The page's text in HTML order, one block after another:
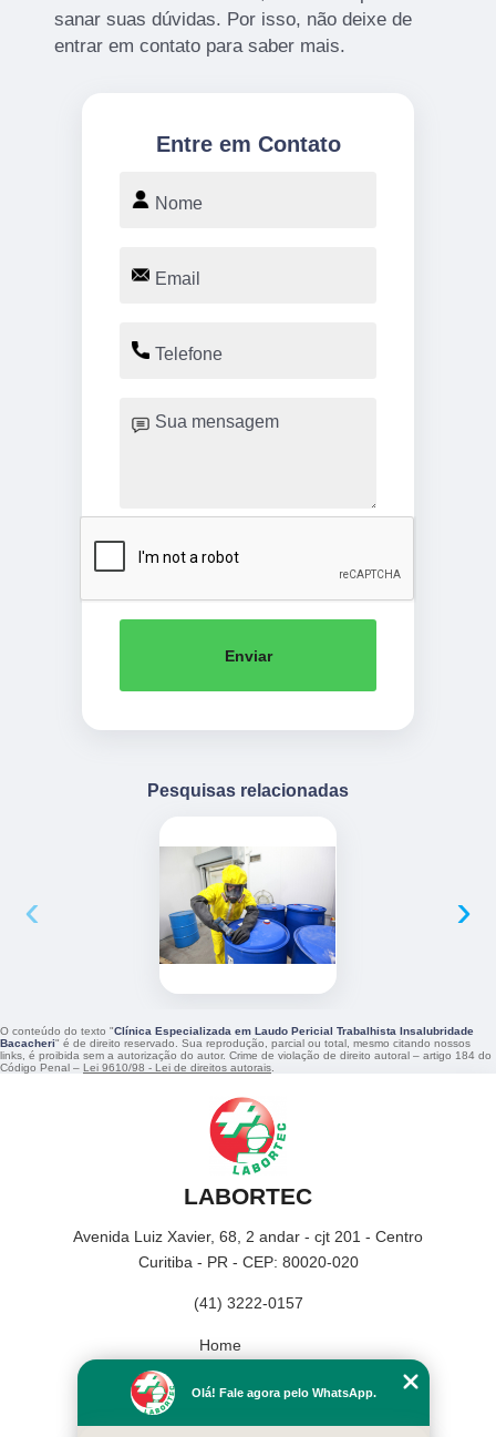
sanar suas dúvidas. Por isso, não deixe de
entrar em contato para saber mais.
Entre em Contato
Enviar
Pesquisas relacionadas
‹ ›
O conteúdo do texto "Clínica Especializada em Laudo Pericial Trabalhista Insalubridade
Bacacheri" é de direito reservado. Sua reprodução, parcial ou total, mesmo citando nossos
links, é proibida sem a autorização do autor. Crime de violação de direito autoral – artigo 184 do
Código Penal – Lei 9610/98 - Lei de direitos autorais
LABORTEC
Avenida Luiz Xavier, 68, 2 andar - cjt 201 - Centro
Curitiba - PR - CEP: 80020-020
(41) 3222-0157
Home
Missão
Olá! Fale agora pelo WhatsApp.